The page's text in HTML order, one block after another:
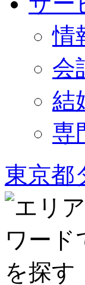
情
会
結
専
東京都